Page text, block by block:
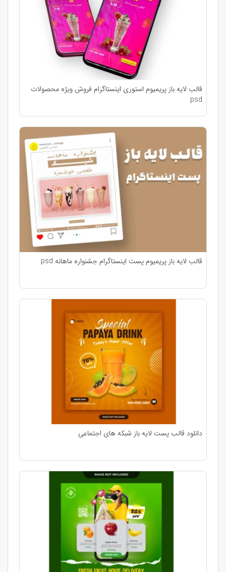
قالب لایه باز پریمیوم استوری اینستاگرام فروش ویژه محصولات
psd
قالب لایه باز پریمیوم پست اینستاگرام جشنواره ماهانه psd
دانلود قالب پست لایه باز شبکه های اجتماعی